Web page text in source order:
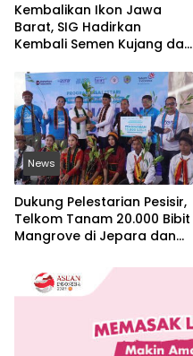
Kembalikan Ikon Jawa
Barat, SIG Hadirkan
Kembali Semen Kujang dan
News
Dukung Pelestarian Pesisir,
Telkom Tanam 20.000 Bibit
Mangrove di Jepara dan